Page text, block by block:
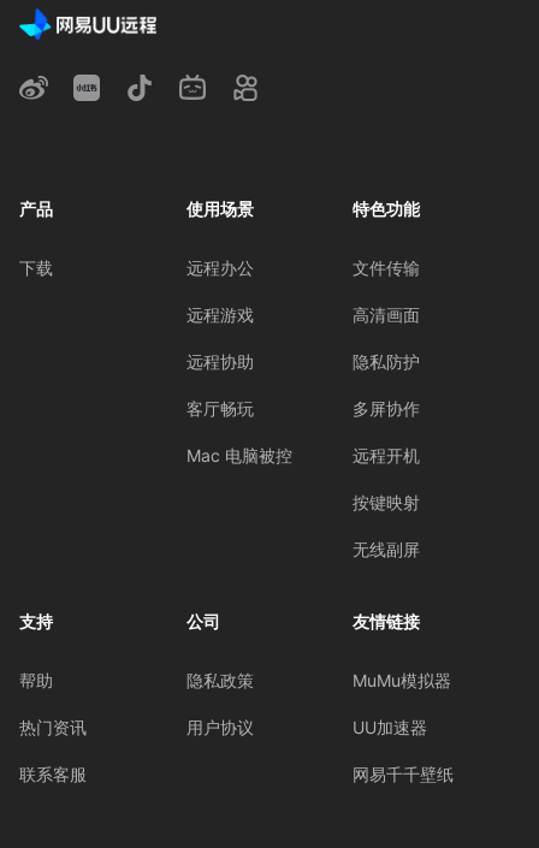
产品
下载
使用场景
远程办公
远程游戏
远程协助
客厅畅玩
Mac 电脑被控
特色功能
文件传输
高清画面
隐私防护
多屏协作
远程开机
按键映射
无线副屏
支持
帮助
热门资讯
联系客服
公司
隐私政策
用户协议
友情链接
MuMu模拟器
UU加速器
网易千千壁纸